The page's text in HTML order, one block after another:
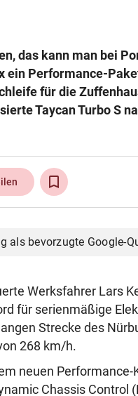
das kann man bei
ein Performance-
für die
Taycan Turbo S
als bevorzugte Google-
Werksfahrer Lars
für serienmäßige
Strecke des
268 km/h.
neuen Performance-
Chassis Control